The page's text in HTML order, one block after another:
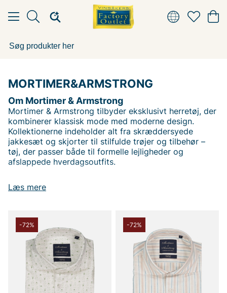
MORTIMER&ARMSTRONG
Læs mere
Om Mortimer & Armstrong
Mortimer & Armstrong tilbyder eksklusivt herretøj, der
kombinerer klassisk mode med moderne design.
Kollektionerne indeholder alt fra skræddersyede
jakkesæt og skjorter til stilfulde trøjer og tilbehør –
tøj, der passer både til formelle lejligheder og
afslappede hverdagsoutfits.
Hvert stykke tøj er omhyggeligt udformet for at give
dig den perfekte pasform og den højeste kvalitet,
-72% -72%